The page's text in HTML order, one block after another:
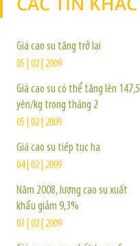
Giá cao su tăng trở lại
05 | 02 | 2009
Giá cao su có thể tăng lên 147,5
yên/kg trong tháng 2
05 | 02 | 2009
Giá cao su tiếp tục hạ
04 | 02 | 2009
Năm 2008, lượng cao su xuất
khẩu giảm 9,3%
03 | 02 | 2009